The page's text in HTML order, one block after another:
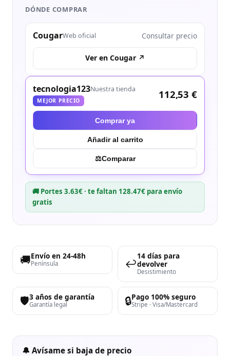
DÓNDE COMPRAR
CougarWeb oficial Consultar precio
Ver en Cougar ↗
tecnologia123Nuestra tienda
MEJOR PRECIO
112,53 €
Comprar ya
Añadir al carrito
⚖︎Comparar
🚚 Portes 3.63€ · te faltan 128.47€ para envío
gratis
🚚Envío en 24-48h
Península ↩️
14 días para
devolver
Desistimiento
🛡️3 años de garantía
Garantía legal 🔒Pago 100% seguro
Stripe · Visa/Mastercard
🔔 Avísame si baja de precio